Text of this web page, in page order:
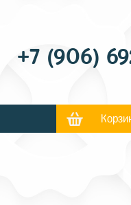
+7 (906)